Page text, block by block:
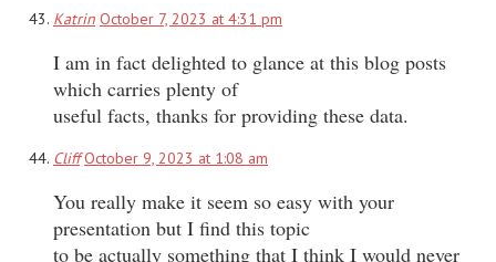
Katrin October 7, 2023 at 4:31 pm
I am in fact delighted to glance at this blog posts
which carries plenty of
useful facts, thanks for providing these data.
Cliff October 9, 2023 at 1:08 am
You really make it seem so easy with your
presentation but I find this topic
to be actually something that I think I would never